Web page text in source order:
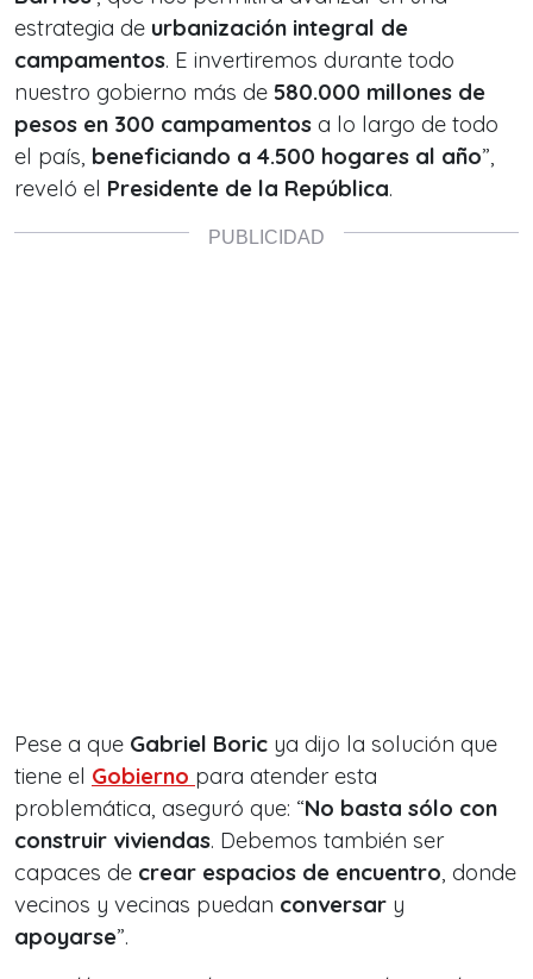
estrategia de urbanización integral de
campamentos. E invertiremos durante todo
nuestro gobierno más de 580.000 millones de
pesos en 300 campamentos a lo largo de todo
el país, beneficiando a 4.500 hogares al año”,
reveló el Presidente de la República.
Pese a que Gabriel Boric ya dijo la solución que
tiene el Gobierno para atender esta
problemática, aseguró que: “No basta sólo con
construir viviendas. Debemos también ser
capaces de crear espacios de encuentro, donde
vecinos y vecinas puedan conversar y
apoyarse”.